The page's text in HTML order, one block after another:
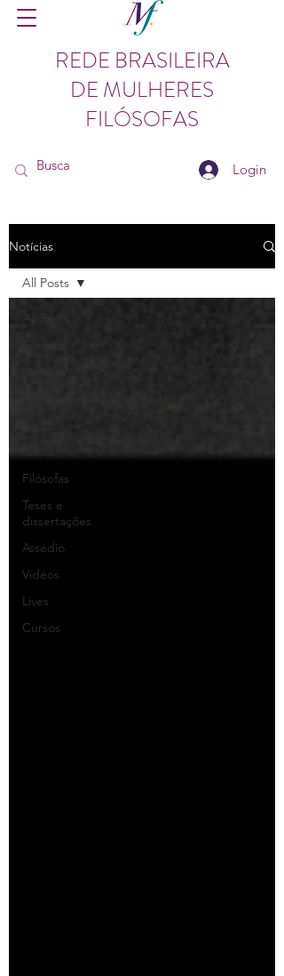
REDE BRASILEIRA
DE MULHERES
FILÓSOFAS
Login
Notícias
All Posts
Eventos
Filósofas
Teses e
dissertações
Assédio
Vídeos
Lives
Cursos
All Posts